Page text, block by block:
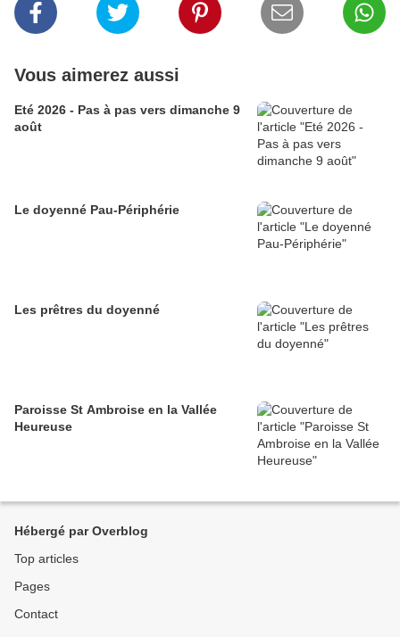
Vous aimerez aussi
Eté 2026 - Pas à pas vers dimanche 9
août
Le doyenné Pau-Périphérie
Les prêtres du doyenné
Paroisse St Ambroise en la Vallée
Heureuse
Hébergé par Overblog
Top articles
Pages
Contact